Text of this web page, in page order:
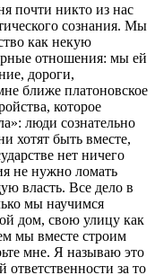
почти никто из нас
сознания. Мы
как некую
отношения: мы ей
дороги,
ближе платоновское
которое
люди сознательно
хотят быть вместе,
нет ничего
не нужно ломать
власть. Все дело в
мы научимся
дом, свою улицу как
мы вместе строим
мне. Я называю это
за то